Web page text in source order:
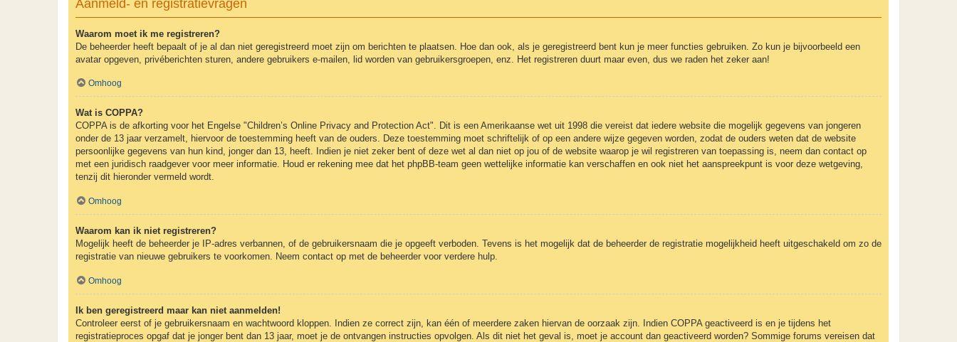
Aanmeld- en registratievragen
Waarom moet ik me registreren?
De beheerder heeft bepaalt of je al dan niet geregistreerd moet zijn om berichten te plaatsen. Hoe dan ook, als je geregistreerd bent kun je meer functies gebruiken. Zo kun je bijvoorbeeld een
avatar opgeven, privéberichten sturen, andere gebruikers e-mailen, lid worden van gebruikersgroepen, enz. Het registreren duurt maar even, dus we raden het zeker aan!
Omhoog
Wat is COPPA?
COPPA is de afkorting voor het Engelse "Children’s Online Privacy and Protection Act". Dit is een Amerikaanse wet uit 1998 die vereist dat iedere website die mogelijk gegevens van jongeren
onder de 13 jaar verzamelt, hiervoor de toestemming heeft van de ouders. Deze toestemming moet schriftelijk of op een andere wijze gegeven worden, zodat de ouders weten dat de website
persoonlijke gegevens van hun kind, jonger dan 13, heeft. Indien je niet zeker bent of deze wet al dan niet op jou of de website waarop je wil registreren van toepassing is, neem dan contact op
met een juridisch raadgever voor meer informatie. Houd er rekening mee dat het phpBB-team geen wettelijke informatie kan verschaffen en ook niet het aanspreekpunt is voor deze wetgeving,
tenzij dit hieronder vermeld wordt.
Omhoog
Waarom kan ik niet registreren?
Mogelijk heeft de beheerder je IP-adres verbannen, of de gebruikersnaam die je opgeeft verboden. Tevens is het mogelijk dat de beheerder de registratie mogelijkheid heeft uitgeschakeld om zo de
registratie van nieuwe gebruikers te voorkomen. Neem contact op met de beheerder voor verdere hulp.
Omhoog
Ik ben geregistreerd maar kan niet aanmelden!
Controleer eerst of je gebruikersnaam en wachtwoord kloppen. Indien ze correct zijn, kan één of meerdere zaken hiervan de oorzaak zijn. Indien COPPA geactiveerd is en je tijdens het
registratieproces opgaf dat je jonger bent dan 13 jaar, moet je de ontvangen instructies opvolgen. Als dit niet het geval is, moet je account dan geactiveerd worden? Sommige forums vereisen dat